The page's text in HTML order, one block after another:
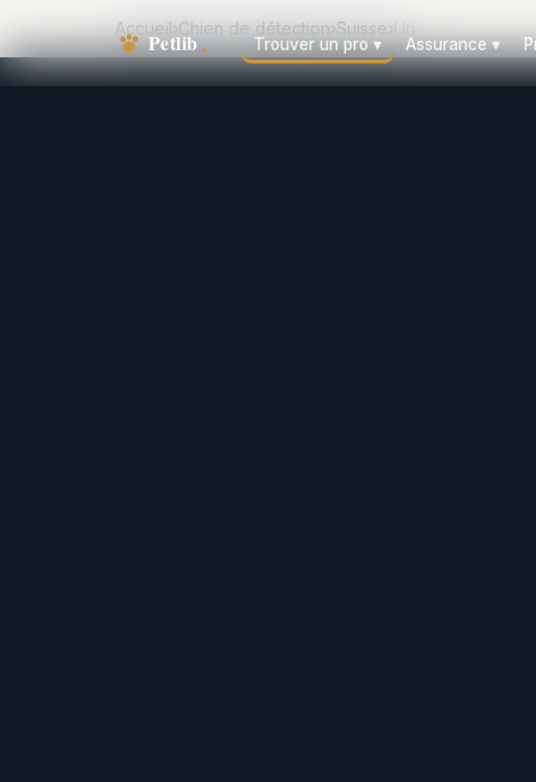
Trouver un pro▾ Assurance▾
Accueil›Chien de détection›Suisse›Uri